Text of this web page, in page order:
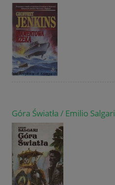
Góra Światła / Emilio Salgari